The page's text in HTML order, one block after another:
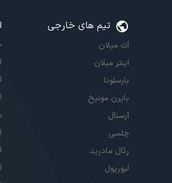
تیم های خارجی
آث میلان
اینتر میلان
بارسلونا
بایرن مونیخ
آرسنال
چلسی
رئال مادرید
لیورپول